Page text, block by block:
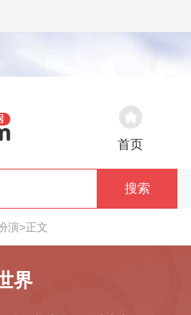
首页
搜索
演>正文
界